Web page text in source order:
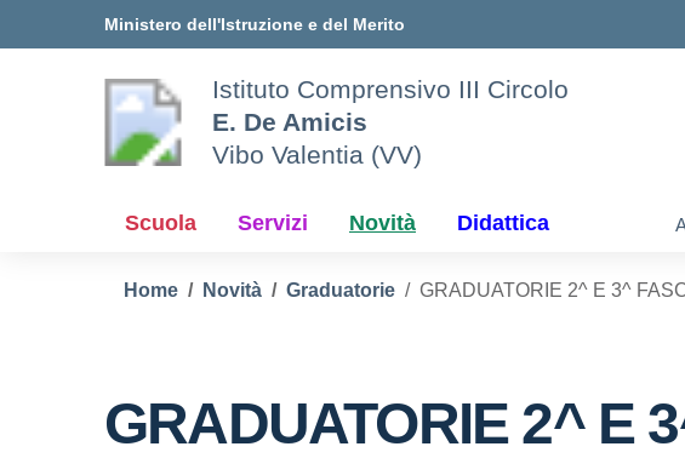
Ministero dell'Istruzione e del Merito
Istituto Comprensivo III Circolo
E. De Amicis
Vibo Valentia (VV)
Scuola Servizi Novità Didattica
Home Novità Graduatorie GRADUATORIE 2^ E 3^
GRADUATORIE 2^ E